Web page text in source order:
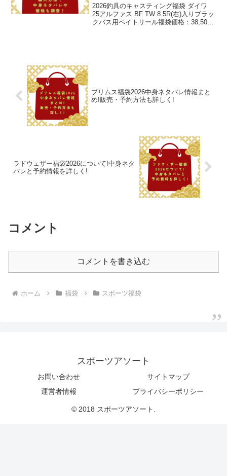
2026釣具のキャスティング福袋 ダイワ
25アルファス BF TW 8.5R(右)入りブラッ
クバス用ベイトリール福袋価格：38,500
プリムス福袋2026中身ネタバレ情報まと
め!販売・予約方法も詳しく!
ラドウェザー福袋2026について!中身ネタ
バレと予約情報を詳しく!
コメント
コメントを書き込む
ホーム 福袋 スポーツ福袋
スポーツアソート
お問い合わせ
サイトマップ
運営者情報
プライバシーポリシー
© 2018 スポーツアソート.